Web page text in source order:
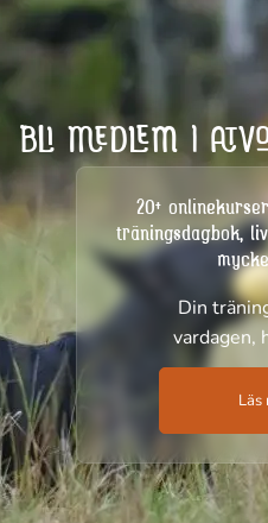
BLI MEDLEM I
20+
träningsdagbok,
Din
vardagen,
Läs